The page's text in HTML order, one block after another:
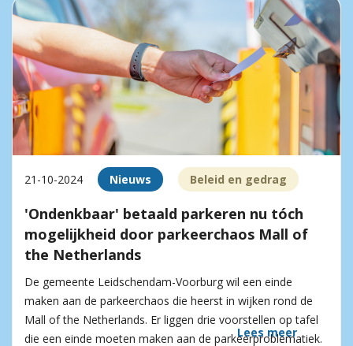
21-10-2024 Nieuws Beleid en gedrag
'Ondenkbaar' betaald parkeren nu tóch
mogelijkheid door parkeerchaos Mall of
the Netherlands
De gemeente Leidschendam-Voorburg wil een einde
maken aan de parkeerchaos die heerst in wijken rond de
Mall of the Netherlands. Er liggen drie voorstellen op tafel
die een einde moeten maken aan de parkeerproblematiek.
Lees meer